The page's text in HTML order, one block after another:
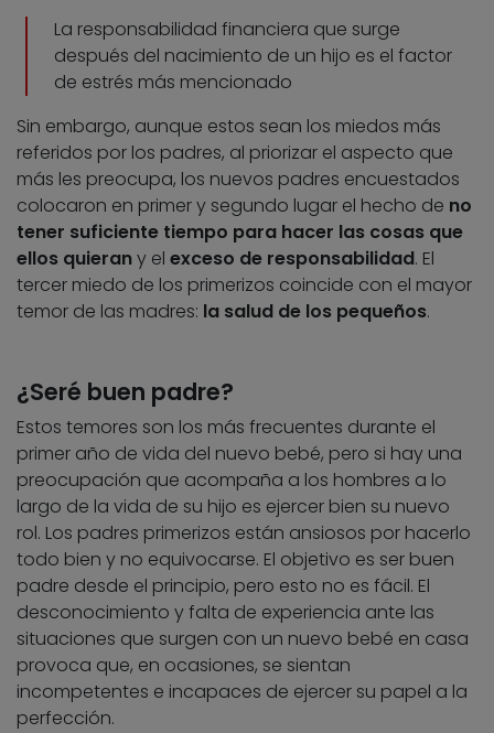
La responsabilidad financiera que surge
después del nacimiento de un hijo es el factor
de estrés más mencionado
Sin embargo, aunque estos sean los miedos más
referidos por los padres, al priorizar el aspecto que
más les preocupa, los nuevos padres encuestados
colocaron en primer y segundo lugar el hecho de no
tener suficiente tiempo para hacer las cosas que
ellos quierany el exceso de responsabilidad. El
tercer miedo de los primerizos coincide con el mayor
temor de las madres: la salud de los pequeños.
¿Seré buen padre?
Estos temores son los más frecuentes durante el
primer año de vida del nuevo bebé, pero si hay una
preocupación que acompaña a los hombres a lo
largo de la vida de su hijo es ejercer bien su nuevo
rol. Los padres primerizos están ansiosos por hacerlo
todo bien y no equivocarse. El objetivo es ser buen
padre desde el principio, pero esto no es fácil. El
desconocimiento y falta de experiencia ante las
situaciones que surgen con un nuevo bebé en casa
provoca que, en ocasiones, se sientan
incompetentes e incapaces de ejercer su papel a la
perfección.